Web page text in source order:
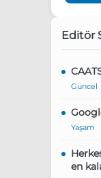
Editör
Güncel
Yaşam
en